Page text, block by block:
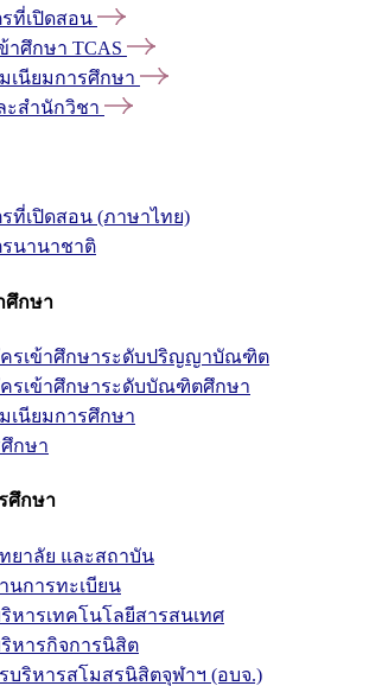
ที่เปิดสอน
าศึกษา TCAS
เนียมการศึกษา
สำนักวิชา
ที่เปิดสอน (ภาษาไทย)
นานาชาติ
ศึกษา
รเข้าศึกษาระดับปริญญาบัณฑิต
รเข้าศึกษาระดับบัณฑิตศึกษา
เนียมการศึกษา
กษา
ศึกษา
ยาลัย และสถาบัน
นการทะเบียน
หารเทคโนโลยีสารสนเทศ
หารกิจการนิสิต
บริหารสโมสรนิสิตจุฬาฯ (อบจ.)